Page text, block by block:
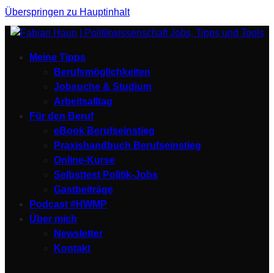
Überspringen zu Hauptinhalt
Meine Tipps
Berufsmöglichkeiten
Jobsuche & Studium
Arbeitsalltag
Für den Beruf
eBook Berufseinstieg
Praxishandbuch Berufseinstieg
Online-Kurse
Selbsttest Politik-Jobs
Gastbeiträge
Podcast #HWMP
Über mich
Newsletter
Kontakt